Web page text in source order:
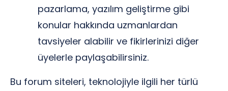
pazarlama, yazılım geliştirme gibi
konular hakkında uzmanlardan
tavsiyeler alabilir ve fikirlerinizi diğer
üyelerle paylaşabilirsiniz.
Bu forum siteleri, teknolojiyle ilgili her türlü